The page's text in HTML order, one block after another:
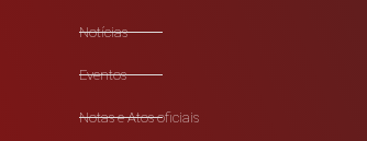
Notícias
Eventos
Notas e Atos oficiais